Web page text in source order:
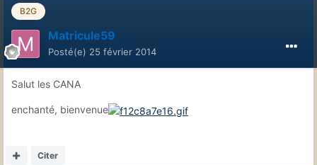
B2G
Matricule59
Posté(e) 25 février 2014
Salut les CANA
enchanté, bienvenue
Citer